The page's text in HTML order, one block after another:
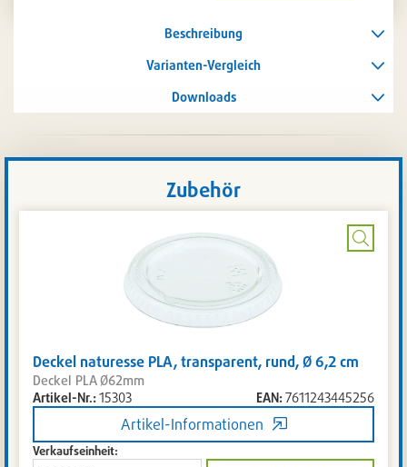
setzen
Beschreibung
Varianten-Vergleich
Downloads
Zubehör
Bild
Deckel naturesse PLA, transparent, rund, Ø 6,2 cm
Deckel PLA Ø62mm
Artikel-Nr.:15303 EAN:7611243445256
Artikel-Informationen
Verkaufseinheit: